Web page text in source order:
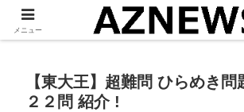
「 見たい・役立つ・面白い 」をお伝え
【東大王】超難問 ひらめき問
２２問 紹介 !
メニュー